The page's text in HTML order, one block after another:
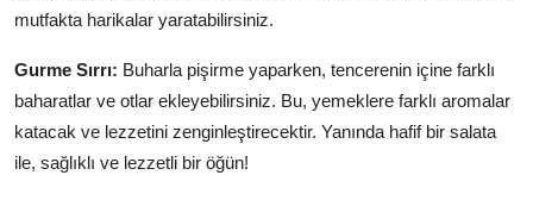
mutfakta harikalar yaratabilirsiniz.
Gurme Sırrı: Buharla pişirme yaparken, tencerenin içine farklı
baharatlar ve otlar ekleyebilirsiniz. Bu, yemeklere farklı aromalar
katacak ve lezzetini zenginleştirecektir. Yanında hafif bir salata
ile, sağlıklı ve lezzetli bir öğün!